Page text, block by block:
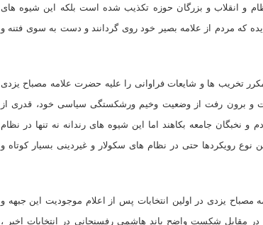
و انقلاب و بزرگان حوزه تکذیب شده است بلکه این شیوه های
که مردم از علامه بصیر خود روی گردانند و دست به سوی فتنه و
تخریب ها و شایعات فراوانی را علیه حضرت علامه مصباح یزدی
و برون رفت از وضعیت وخیم ورشکستگی سیاسی خود، قدری از
جامعه بکاهند اما این شیوه های رندانه نه تنها در نظام
رویکردها حتی در نظام های سکولار و غیردینی بسیار کوتاه و
مصباح یزدی در اولین انتخابات پس از اعلام موجودیت این جبهه و
مقابل شکست واضح باند هاشمی رفسنجانی در انتخابات اخیر ،